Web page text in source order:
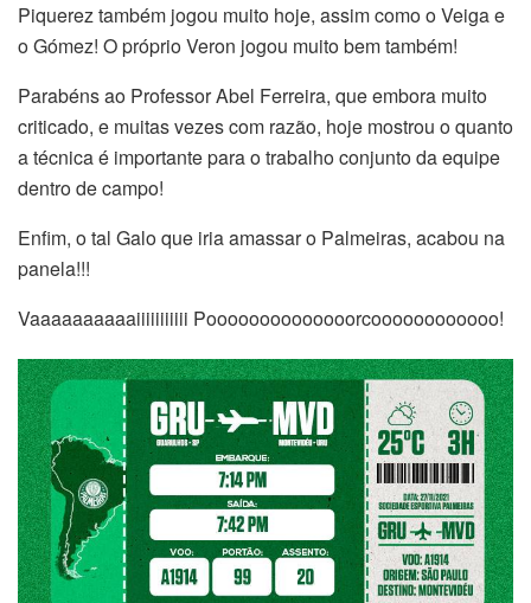
Piquerez também jogou muito hoje, assim como o Veiga e
o Gómez! O próprio Veron jogou muito bem também!
Parabéns ao Professor Abel Ferreira, que embora muito
criticado, e muitas vezes com razão, hoje mostrou o quanto
a técnica é importante para o trabalho conjunto da equipe
dentro de campo!
Enfim, o tal Galo que iria amassar o Palmeiras, acabou na
panela!!!
Vaaaaaaaaaaiiiiiiiiiii Poooooooooooooorcoooooooooooo!